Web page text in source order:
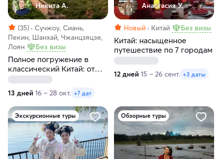
Никита А.
(35)
Сучжоу, Сиань,
Пекин, Шанхай, Чжанцзяцзе,
Лоян
Без визы
Полное погружение в
классический Китай: от
Пекина до Шанхая
13 дней 16 – 28 окт. +7 дат
Анастасия У.
Новый Китай Без визы
Китай: насыщенное
путешествие по 7 городам
12 дней 15 – 26 сент. +3 даты
Экскурсионные туры Обзорные туры